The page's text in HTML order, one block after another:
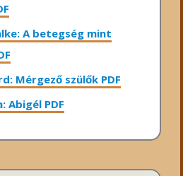
A betegség mint
Mérgező szülők PDF
Abigél PDF